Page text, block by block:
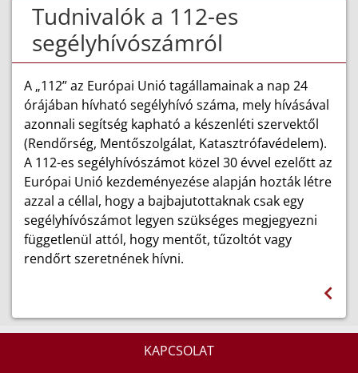
Tudnivalók a 112-es
segélyhívószámról
A „112” az Európai Unió tagállamainak a nap 24
órájában hívható segélyhívó száma, mely hívásával
azonnali segítség kapható a készenléti szervektől
(Rendőrség, Mentőszolgálat, Katasztrófavédelem).
A 112-es segélyhívószámot közel 30 évvel ezelőtt az
Európai Unió kezdeményezése alapján hozták létre
azzal a céllal, hogy a bajbajutottaknak csak egy
segélyhívószámot legyen szükséges megjegyezni
függetlenül attól, hogy mentőt, tűzoltót vagy
rendőrt szeretnének hívni.
KAPCSOLAT